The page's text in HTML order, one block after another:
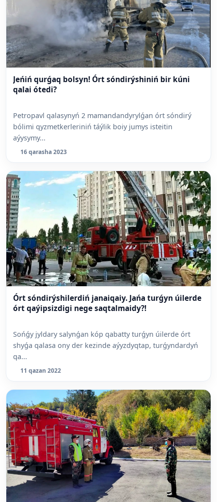
Jeńiń qurǵaq bolsyn! Órt sóndirýshiniń bir kúni
qalai ótedi?
Petropavl qalasynyń 2 mamandandyrylǵan órt sóndirý
bólimi qyzmetkerleriniń táýlik boiy jumys isteitin
aýysymy...
16 qarasha 2023
Órt sóndirýshilerdiń janaiqaiy. Jańa turǵyn úilerde
órt qaýipsizdigi nege saqtalmaidy?!
Sońǵy jyldary salynǵan kóp qabatty turǵyn úilerde órt
shyǵa qalasa ony der kezinde aýyzdyqtap, turǵyndardyń
qa...
11 qazan 2022